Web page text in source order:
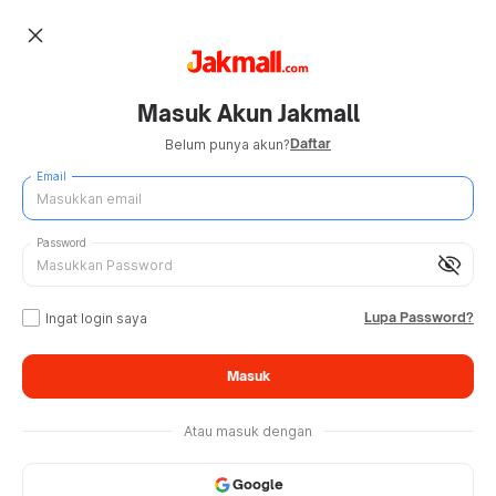
close
Masuk Akun Jakmall
Belum punya akun?Daftar
Email
visibility_off
Password
Ingat login saya Lupa Password?
Masuk
Atau masuk dengan
Google